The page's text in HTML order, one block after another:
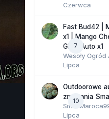
Czerwca
7
Fast Bud42 |
x1 | Mango
GMO Auto x1
Wesoły Ogród
Lipca
10
Outdoorowe
zmagania
Lipca